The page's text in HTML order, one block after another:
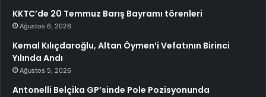
KKTC’de 20 Temmuz Barış Bayramı törenleri
Ağustos 6, 2026
Kemal Kılıçdaroğlu, Altan Öymen’i Vefatının Birinci
Yılında Andı
Ağustos 5, 2026
Antonelli Belçika GP’sinde Pole Pozisyonunda